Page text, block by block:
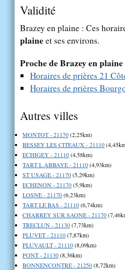
Validité
Brazey en plaine : Ces
plaineet ses environs.
Proche de Brazey en plaine
Horaires de prières 21
Horaires de prières
Autres villes
MONTOT - 21170(2,25km)
BESSEY LES CITEAUX - 21110
ECHIGEY - 21110(4,58km)
TART L ABBAYE - 21110(4,93km)
ST USAGE - 21170(5,29km)
ECHENON - 21170(5,9km)
LOSNE - 21170(6,23km)
TART LE BAS - 21110(6,74km)
CHARREY SUR SAONE - 21170
TRECLUN - 21130(7,73km)
PLUVET - 21110(7,87km)
PLUVAULT - 21110(8,09km)
PONT - 21130(8,36km)
BONNENCONTRE - 21250(8,72km)